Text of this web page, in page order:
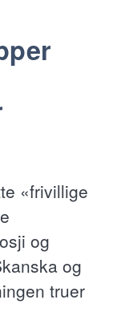
«frivillige
og
og
truer